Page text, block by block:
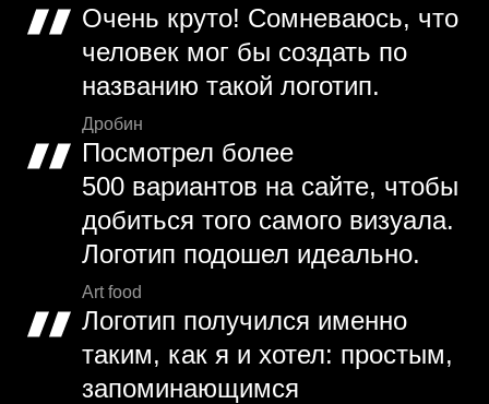
Очень круто! Сомневаюсь, что
человек мог бы создать по
названию такой логотип.
Дробин
Посмотрел более
500 вариантов на сайте, чтобы
добиться того самого визуала.
Логотип подошел идеально.
Art food
Логотип получился именно
таким, как я и хотел: простым,
запоминающимся